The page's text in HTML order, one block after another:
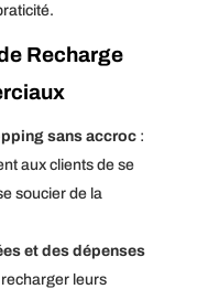
Recharge
sans accroc :
aux clients de se
soucier de la
et des dépenses
leurs